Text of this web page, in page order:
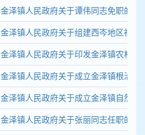
金泽镇人民政府关于谭伟同志免职的通
金泽镇人民政府关于组建西岑地区社会
金泽镇人民政府关于印发金泽镇农村公
金泽镇人民政府关于成立金泽镇根治拖
金泽镇人民政府关于成立金泽镇自然灾
金泽镇人民政府关于张丽同志任职的通